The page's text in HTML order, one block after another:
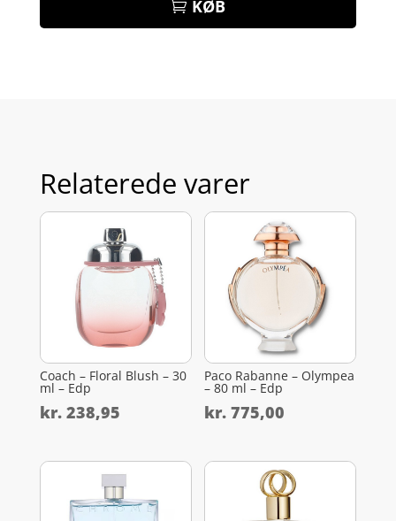
KØB
Relaterede varer
Coach – Floral Blush – 30
ml – Edp
kr.238,95
Paco Rabanne – Olympea
– 80 ml – Edp
kr. 775,00